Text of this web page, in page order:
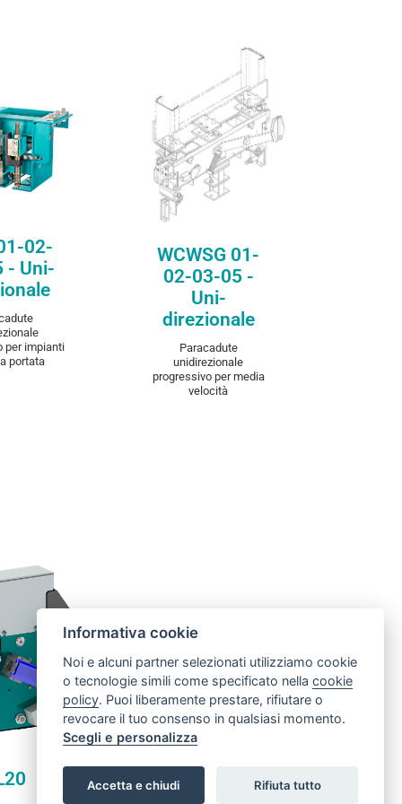
02-
- Uni-
per impianti
portata
02-03-
Uni-
WCWSG 01-
02-03-05 -
Uni-
direzionale
Paracadute
unidirezionale
progressivo per media
velocità
WCWSG 01-02-
03-05 - Uni-
direzionale
DISCOVER
compact,
of 180 mm
with
weight, it
for the
range
space
for new
and
of existing
cost
Informativa cookie
Noi e alcuni partner selezionati utilizziamo cookie
o tecnologie simili come specificato nella cookie
policy. Puoi liberamente prestare, rifiutare o
revocare il tuo consenso in qualsiasi momento.
Scegli e personalizza
Accetta e chiudi Rifiuta tutto